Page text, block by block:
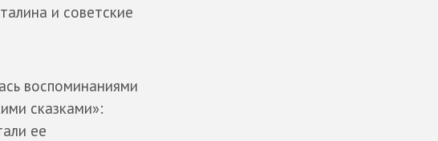
и советские
воспоминаниями
сказками»:
ее